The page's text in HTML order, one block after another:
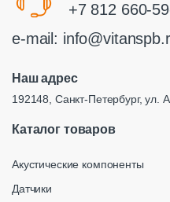
+7 812 660-
e-mail:
Наш адрес
192148, Санкт-Петербург, ул.
Каталог товаров
Акустические компоненты
Датчики